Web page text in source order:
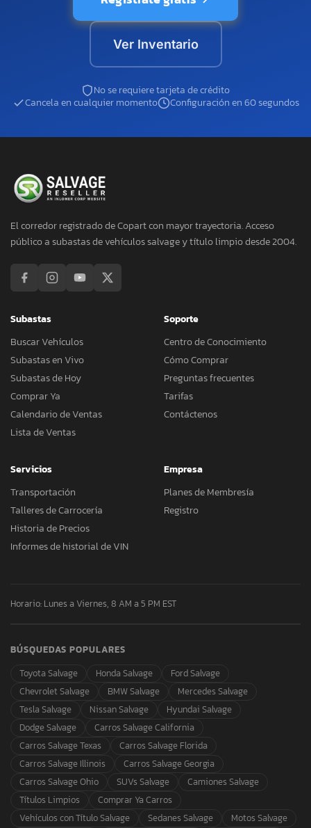
Ver Inventario
No se requiere tarjeta de crédito
Cancela en cualquier momento
Configuración en 60 segundos
El corredor registrado de Copart con mayor trayectoria. Acceso
público a subastas de vehículos salvage y título limpio desde 2004.
Subastas
Buscar Vehículos
Subastas en Vivo
Subastas de Hoy
Comprar Ya
Calendario de Ventas
Lista de Ventas
Soporte
Centro de Conocimiento
Cómo Comprar
Preguntas frecuentes
Tarifas
Contáctenos
Servicios
Transportación
Talleres de Carrocería
Historia de Precios
Informes de historial de VIN
Empresa
Planes de Membresía
Registro
Horario: Lunes a Viernes, 8 AM a 5 PM EST
BÚSQUEDAS POPULARES
Toyota Salvage
Honda Salvage
Ford Salvage
Chevrolet Salvage
BMW Salvage
Mercedes Salvage
Tesla Salvage
Nissan Salvage
Hyundai Salvage
Dodge Salvage
Carros Salvage California
Carros Salvage Texas
Carros Salvage Florida
Carros Salvage Illinois
Carros Salvage Georgia
Carros Salvage Ohio
SUVs Salvage
Camiones Salvage
Títulos Limpios
Comprar Ya Carros
Vehículos con Título Salvage
Sedanes Salvage Motos Salvage